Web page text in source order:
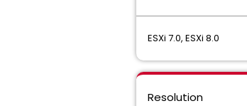
ESXi 7.0, ESXi 8.0
Resolution